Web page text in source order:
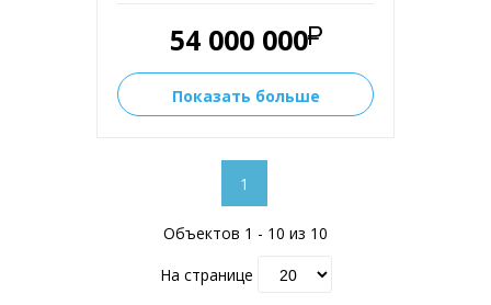
54 000 000
Показать больше
1
Объектов 1 - 10 из 10
На странице